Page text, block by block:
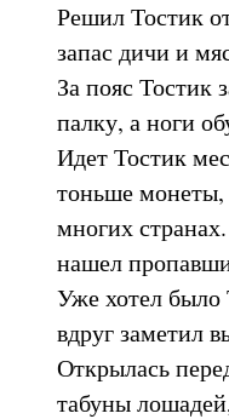
Решил Тостик
запас дичи и
За пояс Тостик
палку, а
Идет Тостик
тоньше
многих
нашел
Уже хотел было
вдруг заметил
Открылась
табуны